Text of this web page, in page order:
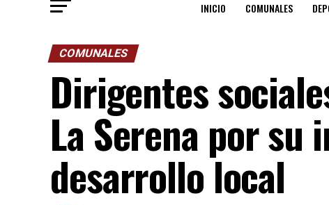
INICIO COMUNALES
COMUNALES
Dirigentes
La Serena por
desarrollo local